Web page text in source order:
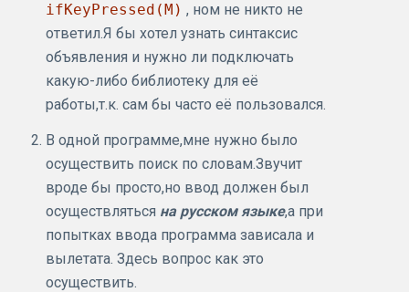
ifKeyPressed(M) , ном не никто не
ответил.Я бы хотел узнать синтаксис
объявления и нужно ли подключать
какую-либо библиотеку для её
работы,т.к. сам бы часто её пользовался.
В одной программе,мне нужно было
осуществить поиск по словам.Звучит
вроде бы просто,но ввод должен был
осуществляться на русском языке,а при
попытках ввода программа зависала и
вылетата. Здесь вопрос как это
осуществить.